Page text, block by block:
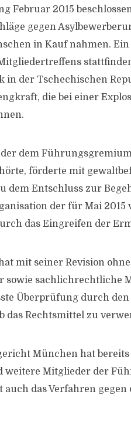
Februar 2015
gegen
in Kauf nahmen.
in der Tschechischen
die bei einer
dem
förderte mit
dem Entschluss zur
der für Mai
das Eingreifen der
mit seiner Revision
sowie sachlichrechtliche
Überprüfung durch
das Rechtsmittel zu
München hat
weitere Mitglieder der
auch das Verfahren